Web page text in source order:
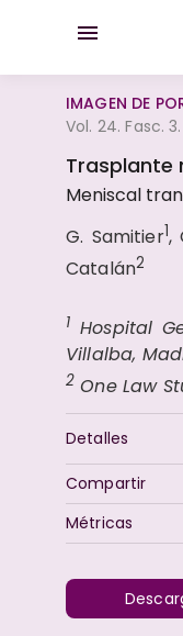
IMAGEN DE
Vol. 24. Fasc.
Trasplante
Meniscal
G. Samitier1,
Catalán2
1 Hospital
Villalba,
2 One Law
Detalles
Métricas
Compartir